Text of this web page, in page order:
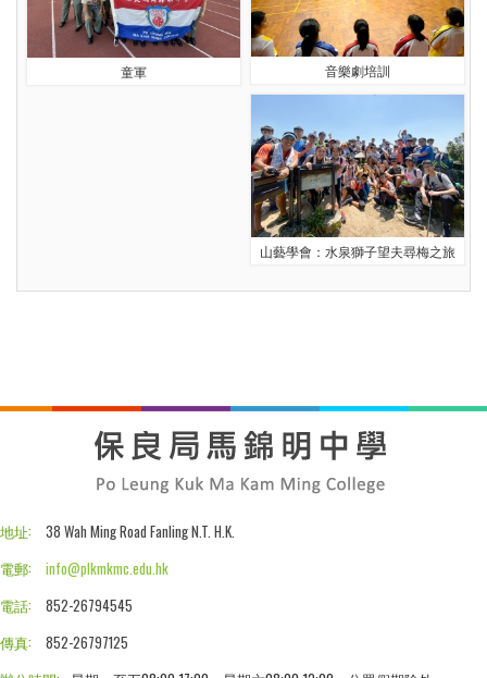
童軍 音樂劇培訓
山藝學會：水泉獅子望夫尋梅之旅
地址:
38 Wah Ming Road Fanling N.T. H.K.
電郵:
info@plkmkmc.edu.hk
電話:
852-26794545
傳真:
852-26797125